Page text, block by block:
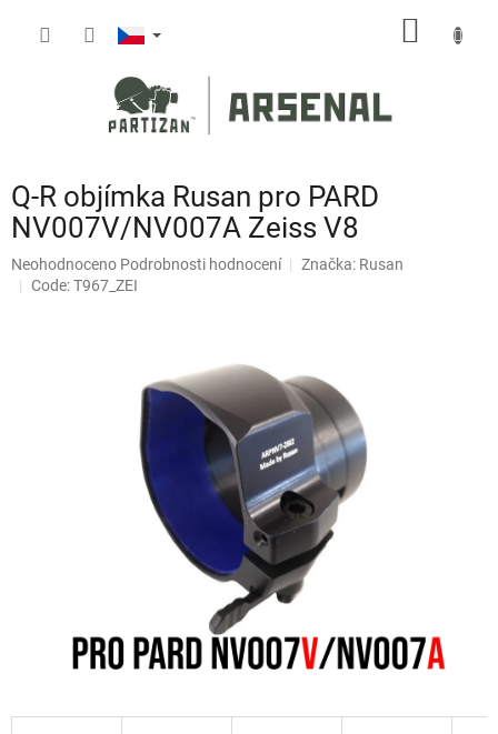
Q-R objímka Rusan pro PARD
NV007V/NV007A Zeiss V8
Průměrné
hodnocení
Neohodnoceno Podrobnosti hodnocení Značka: Rusan
Code: T967_ZEI